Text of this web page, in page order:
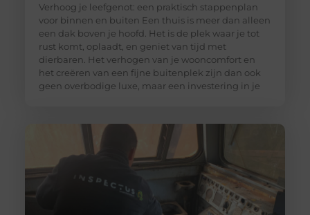
Verhoog je leefgenot: een praktisch stappenplan
voor binnen en buiten Een thuis is meer dan alleen
een dak boven je hoofd. Het is de plek waar je tot
rust komt, oplaadt, en geniet van tijd met
dierbaren. Het verhogen van je wooncomfort en
het creëren van een fijne buitenplek zijn dan ook
geen overbodige luxe, maar een investering in je